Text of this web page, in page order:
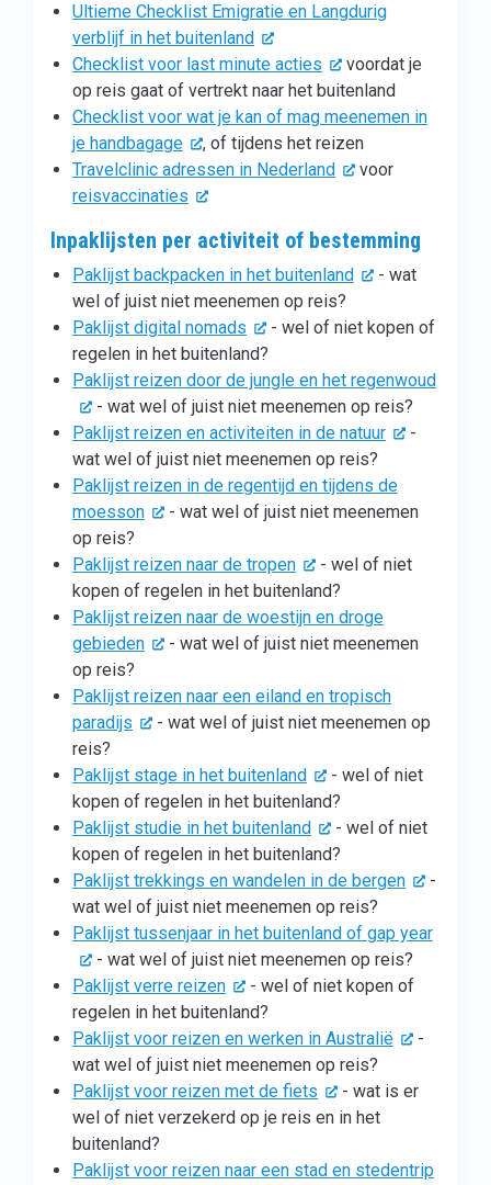
Ultieme Checklist Emigratie en Langdurig
verblijf in het buitenland
Checklist voor last minute acties
voordat je
op reis gaat of vertrekt naar het buitenland
Checklist voor wat je kan of mag meenemen in
je handbagage
, of tijdens het reizen
Travelclinic adressen in Nederland
voor
reisvaccinaties
Inpaklijsten per activiteit of bestemming
Paklijst backpacken in het buitenland
- wat
wel of juist niet meenemen op reis?
Paklijst digital nomads
- wel of niet kopen of
regelen in het buitenland?
Paklijst reizen door de jungle en het regenwoud
- wat wel of juist niet meenemen op reis?
Paklijst reizen en activiteiten in de natuur
-
wat wel of juist niet meenemen op reis?
Paklijst reizen in de regentijd en tijdens de
moesson
- wat wel of juist niet meenemen
op reis?
Paklijst reizen naar de tropen
- wel of niet
kopen of regelen in het buitenland?
Paklijst reizen naar de woestijn en droge
gebieden
- wat wel of juist niet meenemen
op reis?
Paklijst reizen naar een eiland en tropisch
paradijs
- wat wel of juist niet meenemen op
reis?
Paklijst stage in het buitenland
- wel of niet
kopen of regelen in het buitenland?
Paklijst studie in het buitenland
- wel of niet
kopen of regelen in het buitenland?
Paklijst trekkings en wandelen in de bergen
-
wat wel of juist niet meenemen op reis?
Paklijst tussenjaar in het buitenland of gap year
- wat wel of juist niet meenemen op reis?
Paklijst verre reizen
- wel of niet kopen of
regelen in het buitenland?
Paklijst voor reizen en werken in Australië
-
wat wel of juist niet meenemen op reis?
Paklijst voor reizen met de fiets
- wat is er
wel of niet verzekerd op je reis en in het
buitenland?
Paklijst voor reizen naar een stad en stedentrip